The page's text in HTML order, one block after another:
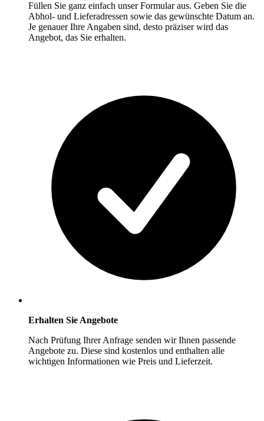
Füllen Sie ganz einfach unser Formular aus. Geben Sie die
Abhol- und Lieferadressen sowie das gewünschte Datum an.
Je genauer Ihre Angaben sind, desto präziser wird das
Angebot, das Sie erhalten.
Erhalten Sie Angebote
Nach Prüfung Ihrer Anfrage senden wir Ihnen passende
Angebote zu. Diese sind kostenlos und enthalten alle
wichtigen Informationen wie Preis und Lieferzeit.